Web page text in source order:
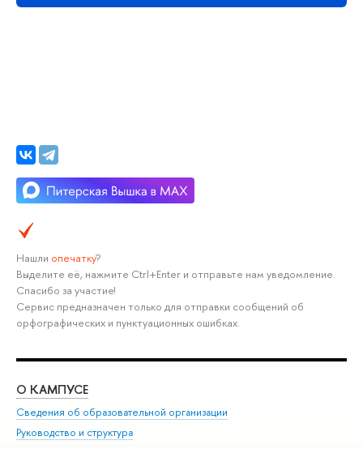
Нашли опечатку?
Выделите её, нажмите Ctrl+Enter и отправьте нам уведомление.
Спасибо за участие!
Сервис предназначен только для отправки сообщений об
орфографических и пунктуационных ошибках.
О КАМПУСЕ
Сведения об образовательной организации
Руководство и структура